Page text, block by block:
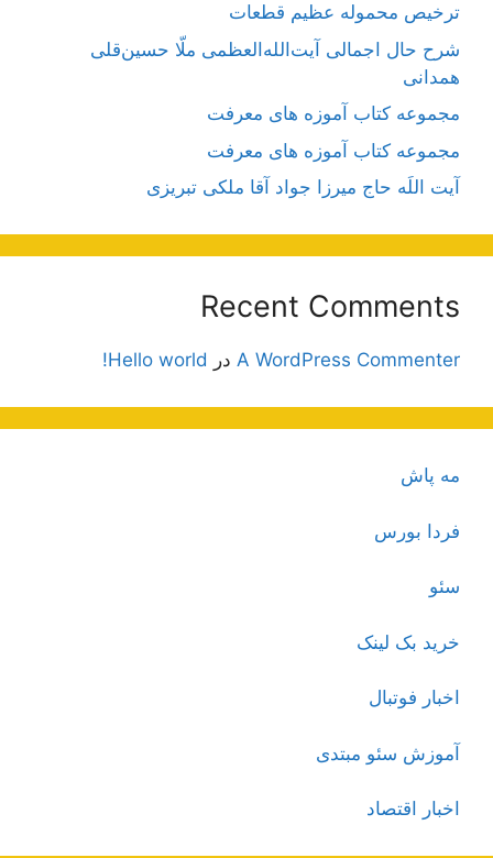
ترخیص محموله عظیم قطعات
شرح حال اجمالی آیت‌الله‌العظمی ملّا حسین‌قلی
همدانی
مجموعه کتاب آموزه های معرفت
مجموعه کتاب آموزه های معرفت
آیت اللَه حاج میرزا جواد آقا ملکی تبریزی
Recent Comments
A WordPress Commenter در Hello world!
مه پاش
فردا بورس
سئو
خرید بک لینک
اخبار فوتبال
آموزش سئو مبتدی
اخبار اقتصاد